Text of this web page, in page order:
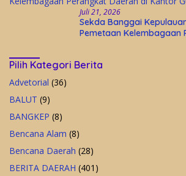
Juli 21, 2026
Sekda Banggai
Pemetaan Kelembagaan
Pilih Kategori Berita
Advetorial (36)
BALUT (9)
BANGKEP (8)
Bencana Alam (8)
Bencana Daerah (28)
BERITA DAERAH (401)